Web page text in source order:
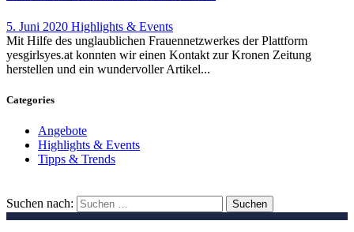
5. Juni 2020 Highlights & Events
Mit Hilfe des unglaublichen Frauennetzwerkes der Plattform
yesgirlsyes.at konnten wir einen Kontakt zur Kronen Zeitung
herstellen und ein wundervoller Artikel...
Categories
Angebote
Highlights & Events
Tipps & Trends
Suchen nach: